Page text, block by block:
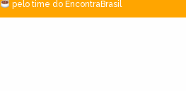
pelo time do EncontraBrasil